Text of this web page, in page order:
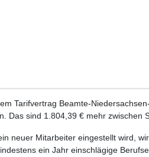
Tarifvertrag Beamte-
Das sind 1.804,39 € mehr zwischen
neuer Mitarbeiter eingestellt wird,
ein Jahr einschlägige